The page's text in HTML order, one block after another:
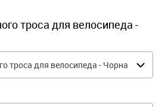
троса для велосипеда - Чорна